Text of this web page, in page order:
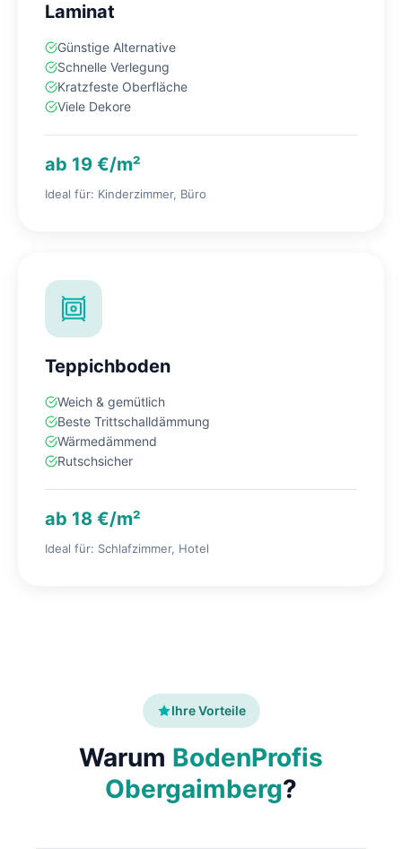
Laminat
Günstige Alternative
Schnelle Verlegung
Kratzfeste Oberfläche
Viele Dekore
ab 19 €/m²
Ideal für: Kinderzimmer, Büro
Teppichboden
Weich & gemütlich
Beste Trittschalldämmung
Wärmedämmend
Rutschsicher
ab 18 €/m²
Ideal für: Schlafzimmer, Hotel
Ihre Vorteile
Warum BodenProfis
Obergaimberg?